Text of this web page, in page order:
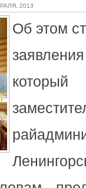
2013
Об этом
который